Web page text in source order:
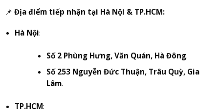
📌 Địa điểm tiếp nhận tại Hà Nội & TP.HCM:
Hà Nội:
Số 2 Phùng Hưng, Văn Quán, Hà Đông.
Số 253 Nguyễn Đức Thuận, Trâu Quỳ, Gia
Lâm.
TP.HCM: